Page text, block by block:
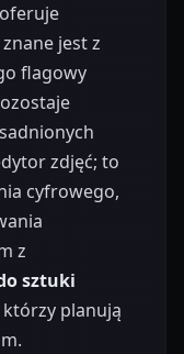
jest z
flagowy
zdjęć; to
cyfrowego,
z
sztuki
którzy planują